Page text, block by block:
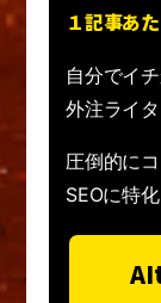
１記事あ
自分でイ
外注ライ
圧倒的に
SEOに特